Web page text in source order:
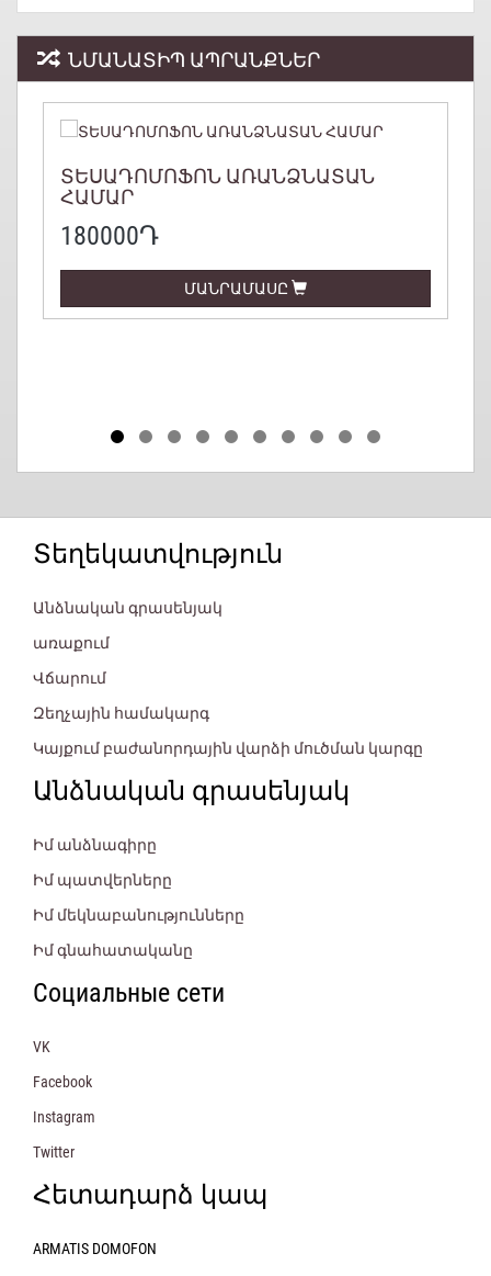
ՆՄԱՆԱՏԻՊ ԱՊՐԱՆՔՆԵՐ
ՏԵՍԱԴՈՄՈՖՈՆ ԱՌԱՆՁՆԱՏԱՆ
ՀԱՄԱՐ
180000Դ
ՄԱՆՐԱՄԱՍԸ
Տեղեկատվություն
Անձնական գրասենյակ
առաքում
Վճարում
Զեղչային համակարգ
Կայքում բաժանորդային վարձի մուծման կարգը
Անձնական գրասենյակ
Իմ անձնագիրը
Իմ պատվերները
Իմ մեկնաբանությունները
Իմ գնահատականը
Социальные сети
VK
Facebook
Instagram
Twitter
Հետադարձ կապ
ARMATIS DOMOFON